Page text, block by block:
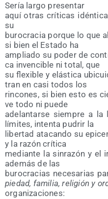
Sería lar­go presentar
aquí otras crí­ti­cas
su
buro­cra­cia por­que lo que
si bien el Esta­do ha
amplia­do su poder de
ca inven­ci­ble ni total, que
su fle­xi­ble y elás­ti­ca
tran en casi todos los
rin­co­nes, si bien esto es
ve todo ni puede
ade­lan­tar­se siem­pre a la
lími­tes, inten­ta pudrir la
liber­tad ata­can­do su
y la razón crítica
median­te la sin­ra­zón y el
ade­más de las
buro­cra­cias nece­sa­rias
pie­dad, fami­lia, reli­gión y
organizaciones: